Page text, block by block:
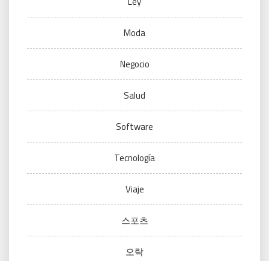
Moda
Negocio
Salud
Software
Tecnología
Viaje
스포츠
오락